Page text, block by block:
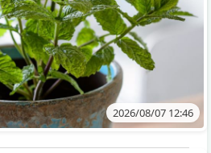
2026/08/07 12:46